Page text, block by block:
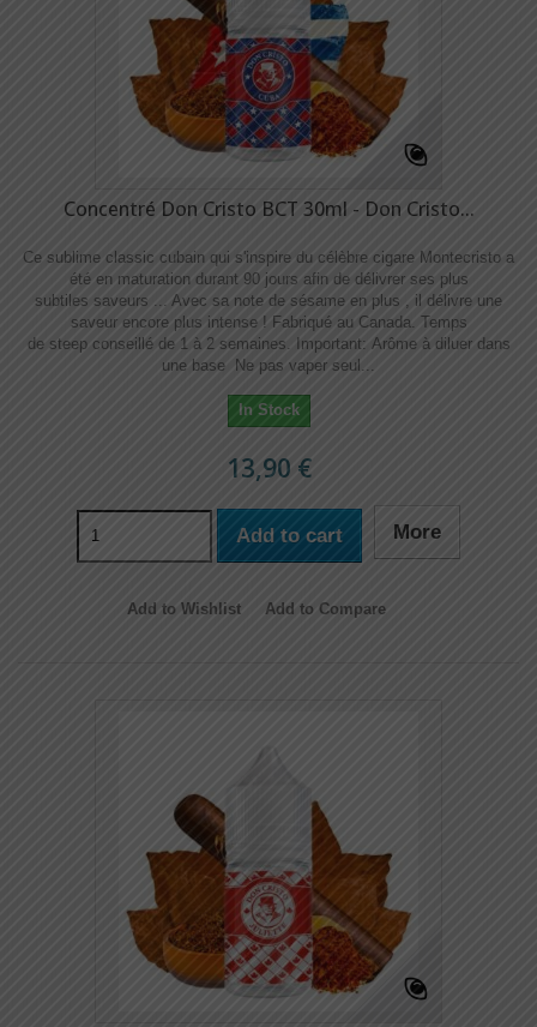
Concentré Don Cristo BCT 30ml - Don Cristo...
Ce sublime classic cubain qui s'inspire du célèbre cigare Montecristo a
été en maturation durant 90 jours afin de délivrer ses plus
subtiles saveurs ... Avec sa note de sésame en plus , il délivre une
saveur encore plus intense ! Fabriqué au Canada. Temps
de steep conseillé de 1 à 2 semaines. Important: Arôme à diluer dans
une base Ne pas vaper seul...
In Stock
13,90 €
Add to cart More
Add to Wishlist Add to Compare